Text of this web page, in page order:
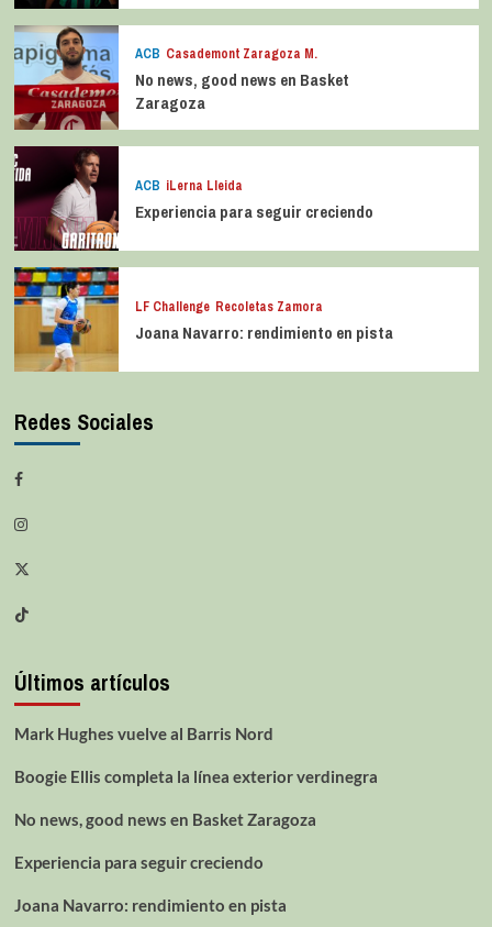
ACB Casademont Zaragoza M.
No news, good news en Basket
Zaragoza
ACB iLerna Lleida
Experiencia para seguir creciendo
LF Challenge Recoletas Zamora
Joana Navarro: rendimiento en pista
Redes Sociales
Últimos artículos
Mark Hughes vuelve al Barris Nord
Boogie Ellis completa la línea exterior verdinegra
No news, good news en Basket Zaragoza
Experiencia para seguir creciendo
Joana Navarro: rendimiento en pista